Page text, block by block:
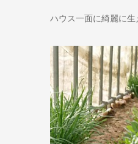
ハウス一面に綺麗に生